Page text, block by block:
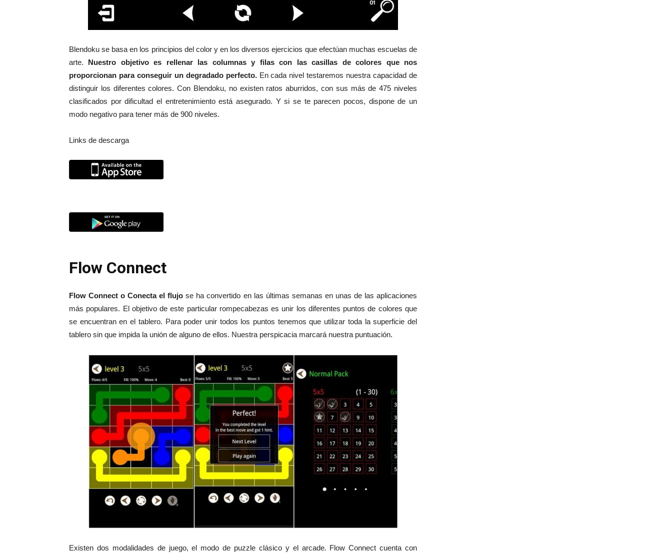
Blendoku se basa en los principios del color y en los diversos ejercicios que efectúan muchas escuelas de
arte. Nuestro objetivo es rellenar las columnas y filas con las casillas de colores que nos
proporcionan para conseguir un degradado perfecto.En cada nivel testaremos nuestra capacidad de
distinguir los diferentes colores. Con Blendoku, no existen ratos aburridos, con sus más de 475 niveles
clasificados por dificultad el entretenimiento está asegurado. Y si se te parecen pocos, dispone de un
modo negativo para tener más de 900 niveles.
Links de descarga
Flow Connect
Flow Connect o Conecta el flujo se ha convertido en las últimas semanas en unas de las aplicaciones
más populares. El objetivo de este particular rompecabezas es unir los diferentes puntos de colores que
se encuentran en el tablero. Para poder unir todos los puntos tenemos que utilizar toda la superficie del
tablero sin que impida la unión de alguno de ellos. Nuestra perspicacia marcará nuestra puntuación.
Existen dos modalidades de juego, el modo de puzzle clásico y el arcade. Flow Connect cuenta con